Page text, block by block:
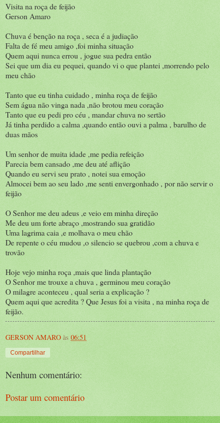
Visita na roça de feijão
Gerson Amaro
Chuva é benção na roça , seca é a judiação
Falta de fé meu amigo ,foi minha situação
Quem aqui nunca errou , jogue sua pedra então
Sei que um dia eu pequei, quando vi o que plantei ,morrendo pelo
meu chão
Tanto que eu tinha cuidado , minha roça de feijão
Sem água não vinga nada ,não brotou meu coração
Tanto que eu pedi pro céu , mandar chuva no sertão
Já tinha perdido a calma ,quando então ouvi a palma , barulho de
duas mãos
Um senhor de muita idade ,me pedia refeição
Parecia bem cansado ,me deu até aflição
Quando eu servi seu prato , notei sua emoção
Almocei bem ao seu lado ,me senti envergonhado , por não servir o
feijão
O Senhor me deu adeus ,e veio em minha direção
Me deu um forte abraço ,mostrando sua gratidão
Uma lagrima caia ,e molhava o meu chão
De repente o céu mudou ,o silencio se quebrou ,com a chuva e
trovão
Hoje vejo minha roça ,mais que linda plantação
O Senhor me trouxe a chuva , germinou meu coração
O milagre aconteceu , qual seria a explicação ?
Quem aqui que acredita ? Que Jesus foi a visita , na minha roça de
feijão.
GERSON AMARO às 06:51
Compartilhar
Nenhum comentário:
Postar um comentário